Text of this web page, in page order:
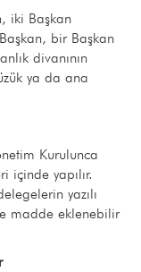
iki Başkan
bir Başkan
divanının
ya da ana
Kurulunca
içinde yapılır.
yazılı
madde eklenebilir